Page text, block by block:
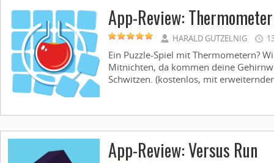
App-Review:
HARALD GUTZELNIG
Ein Puzzle-Spiel mit Thermometern?
Mitnichten, da kommen deine
Schwitzen. (kostenlos, mit
App-Review: Versus Run